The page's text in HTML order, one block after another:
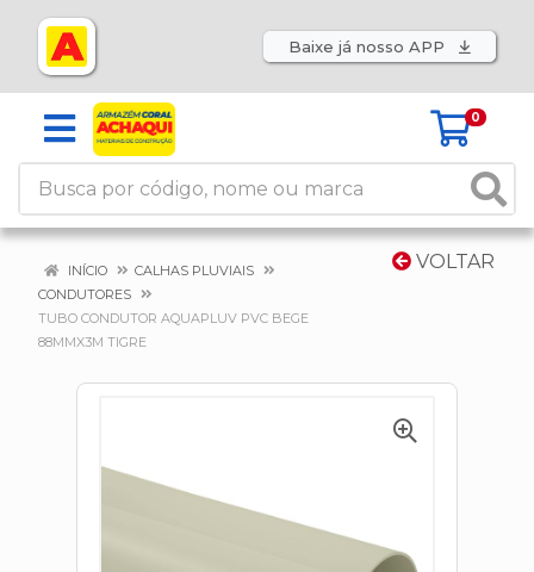
Baixe já nosso APP
0
VOLTAR
INÍCIO
CALHAS PLUVIAIS
CONDUTORES
TUBO CONDUTOR AQUAPLUV PVC BEGE
88MMX3M TIGRE